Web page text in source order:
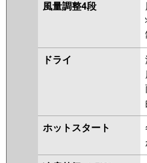
パナソニック PA-
風量調整4段
ドライ
ホットスタート